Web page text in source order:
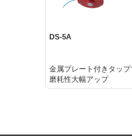
DS-5A
金属プレート付きタッ
磨耗性大幅アップ